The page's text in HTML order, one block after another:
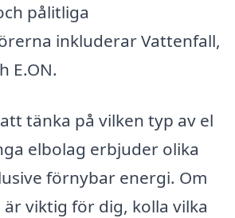
pålitliga
inkluderar Vattenfall,
E.ON.
tänka på vilken typ av el
elbolag erbjuder olika
förnybar energi. Om
viktig för dig, kolla vilka